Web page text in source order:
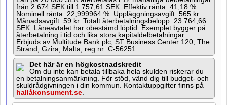
Avbetalning över 1 år lån
Förmedlare
Privatlån
Räntefritt
från 2 674 SEK till 1 757,61 SEK. Effektiv ränta: 41,18 %.
Nominell ränta: 22,999964 %. Uppläggningsavgift: 565 kr.
Månadsavgift: 59 kr. Totalt återbetalningsbelopp: 23 764,66
SEK. Låneavtalet har obestämd löptid. Exemplet bygger på
återbetalning i tid och lika stora kapitaldelbetalningar.
Erbjuds av Multitude Bank plc, ST Business Center 120, The
Strand, Gzira, Malta, reg.nr: C-56251.
Det här är en högkostnadskredit
Om du inte kan betala tillbaka hela skulden riskerar du
en betalningsanmärkning. För stöd, vänd dig till budget- och
skuldrådgivningen i din kommun. Kontaktuppgifter finns på
hallåkonsument.se